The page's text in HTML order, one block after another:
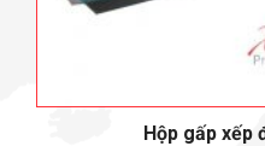
Hộp gấp xếp